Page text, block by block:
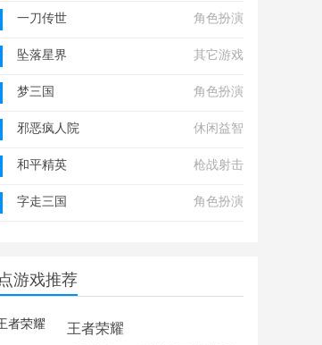
一刀传世 角色扮演
坠落星界 其它游戏
梦三国 角色扮演
邪恶疯人院 休闲益智
和平精英 枪战射击
字走三国 角色扮演
游戏推荐
王者荣耀